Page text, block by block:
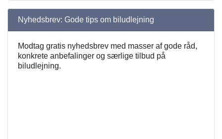
Nyhedsbrev: Gode tips om biludlejning
Modtag gratis nyhedsbrev med masser af gode råd,
konkrete anbefalinger og særlige tilbud på
biludlejning.